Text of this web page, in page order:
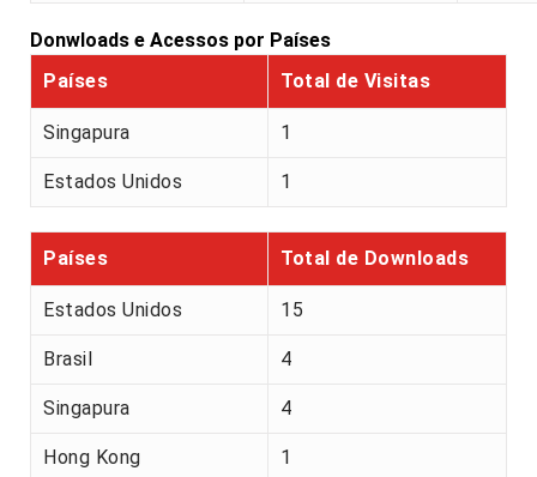
Donwloads e Acessos por Países
Países
Total de Visitas
Singapura 1
Estados Unidos 1
Países Total de Downloads
Estados Unidos 15
Brasil 4
Singapura 4
Hong Kong 1